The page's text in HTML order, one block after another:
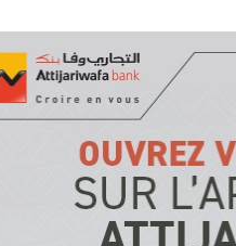
ces frégates de type
le compte des
en haute mer.
canon Ortobreda 76 mm